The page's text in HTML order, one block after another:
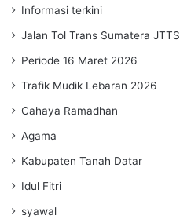
Informasi terkini
Jalan Tol Trans Sumatera JTTS
Periode 16 Maret 2026
Trafik Mudik Lebaran 2026
Cahaya Ramadhan
Agama
Kabupaten Tanah Datar
Idul Fitri
syawal